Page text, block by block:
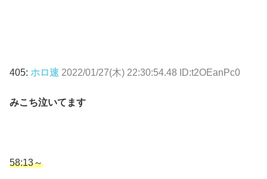
405: ホロ速 2022/01/27(木) 22:30:54.48 ID:t2OEanPc0
みこち泣いてます
58:13～